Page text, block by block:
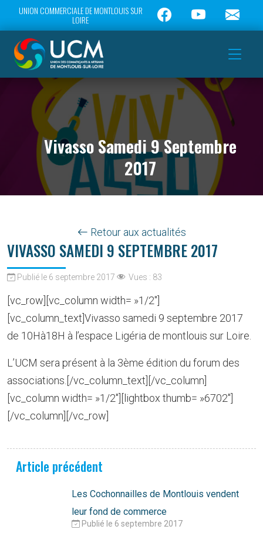
UNION COMMERCIALE DE MONTLOUIS SUR
LOIRE
Vivasso Samedi 9 Septembre
2017
Retour aux actualités
VIVASSO SAMEDI 9 SEPTEMBRE 2017
Publié le 6 septembre 2017 Vues : 83
[vc_row][vc_column width= »1/2″]
[vc_column_text]Vivasso samedi 9 septembre 2017
de 10Hà18H à l’espace Ligéria de montlouis sur Loire.
L’UCM sera présent à la 3ème édition du forum des
associations.[/vc_column_text][/vc_column]
[vc_column width= »1/2″][lightbox thumb= »6702″]
[/vc_column][/vc_row]
Article précédent
Les Cochonnailles de Montlouis vendent
leur fond de commerce
Publié le 6 septembre 2017